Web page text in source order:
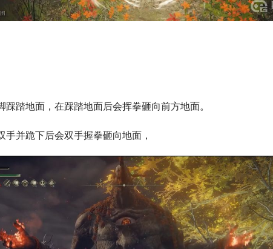
踩踏地面，在踩踏地面后会挥拳砸向前方地面。
手并跪下后会双手握拳砸向地面，